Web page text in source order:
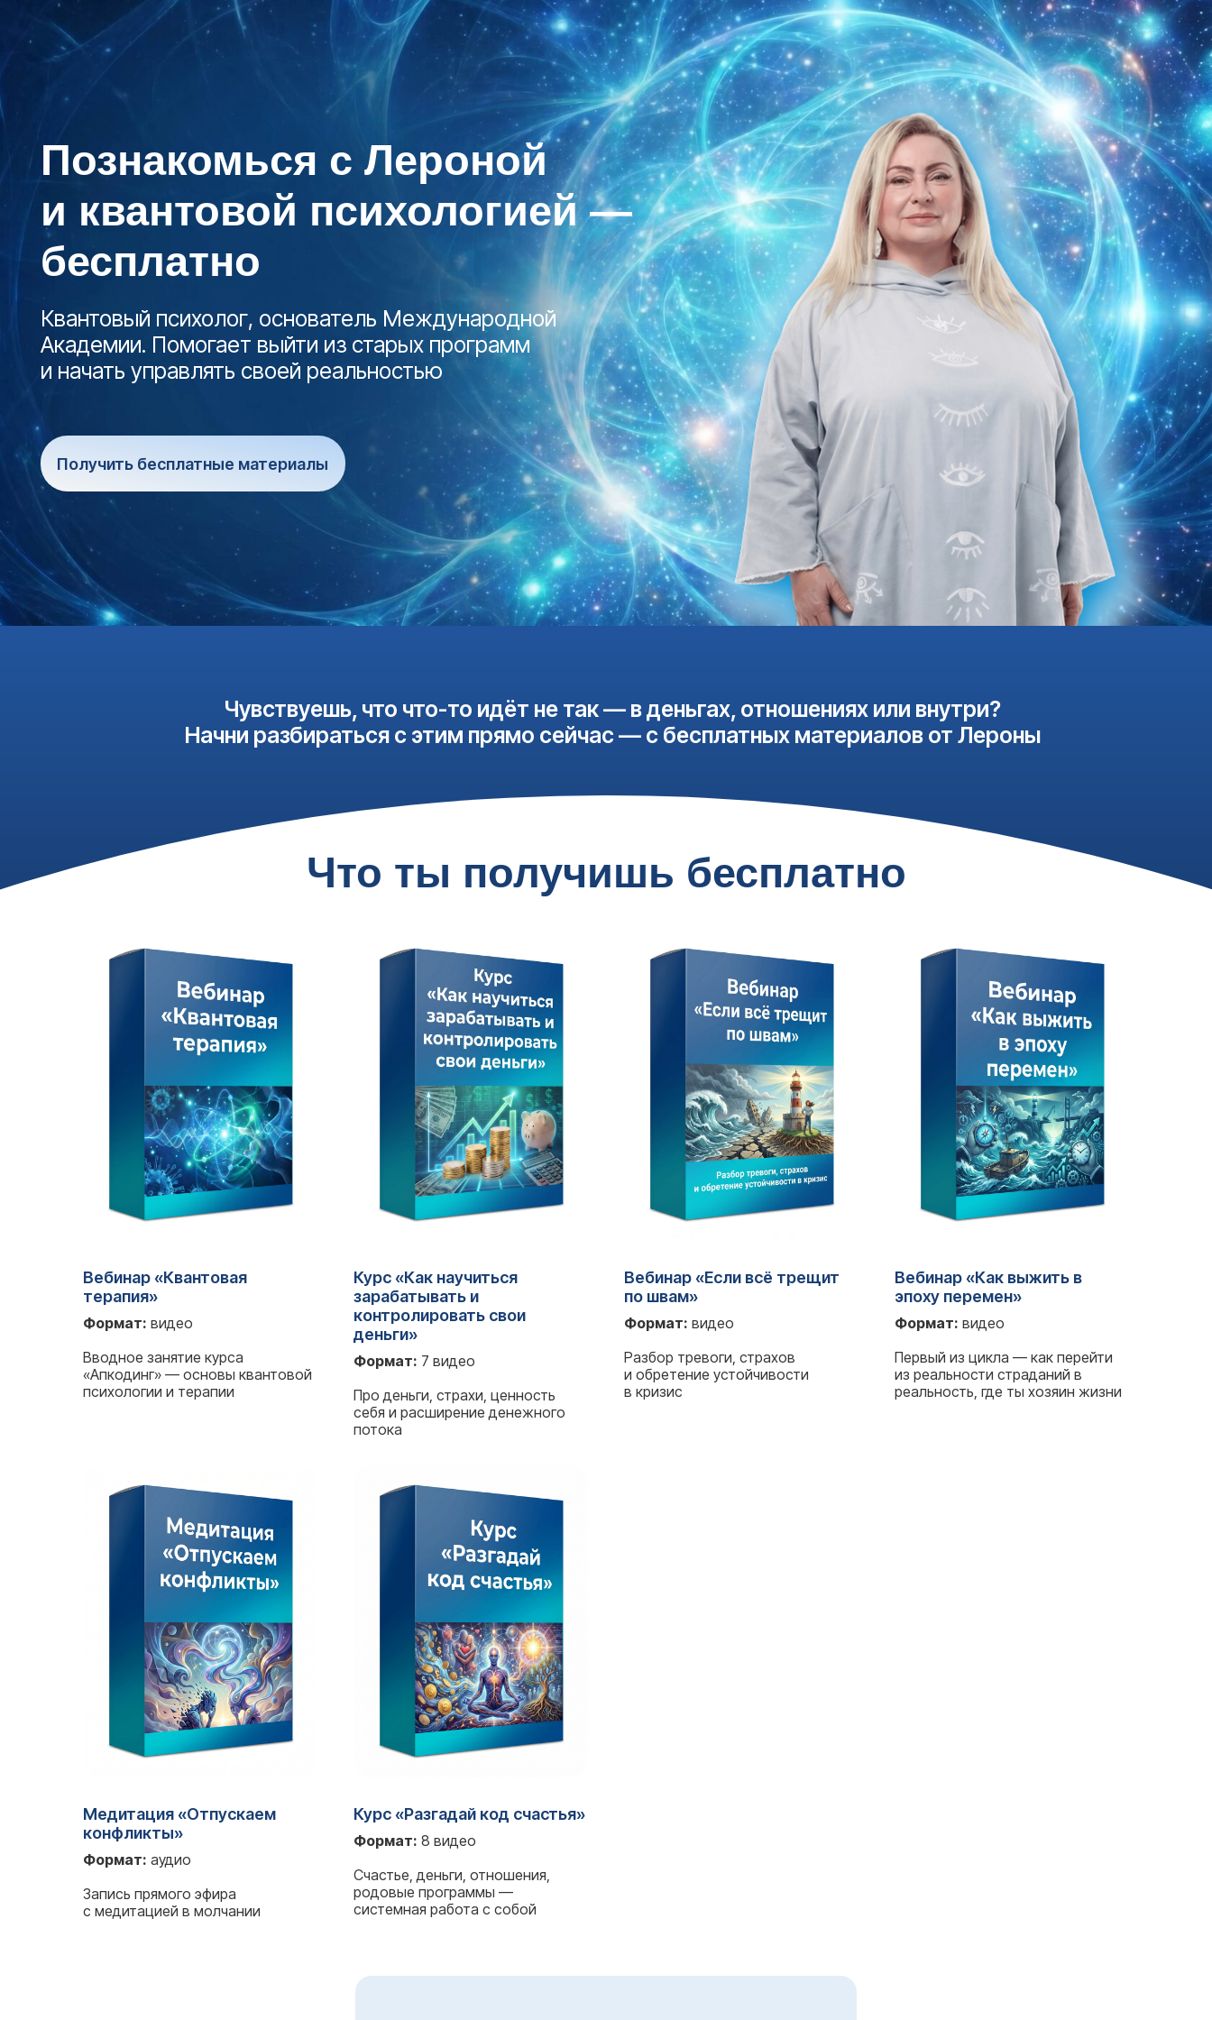
Познакомься с Лероной
и квантовой психологией —
бесплатно
Квантовый психолог, основатель Международной
Академии. Помогает выйти из старых программ
и начать управлять своей реальностью
Чувствуешь, что что-то идёт не так — в деньгах, отношениях или внутри?
Вебинар «Квантовая
терапия»
Формат: видео
Вводное занятие курса
«Апкодинг» — основы квантовой
психологии и терапии
Курс «Как научиться
зарабатывать и
контролировать свои
деньги»
Формат: 7 видео
Про деньги, страхи, ценность
себя и расширение денежного
потока
Вебинар «Если всё трещит
по швам»
Формат: видео
Разбор тревоги, страхов
и обретение устойчивости
в кризис
Вебинар «Как выжить в
эпоху перемен»
Формат: видео
Первый из цикла — как перейти
из реальности страданий в
реальность, где ты хозяин жизни
Медитация «Отпускаем
конфликты»
Формат: аудио
Запись прямого эфира
с медитацией в молчании
Курс «Разгадай код счастья»
Формат: 8 видео
Счастье, деньги, отношения,
родовые программы —
системная работа с собой